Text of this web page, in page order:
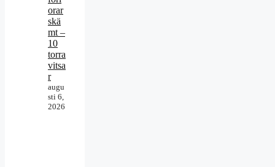
orar
skä
mt –
10
torra
vitsa
r
augu
sti 6,
2026